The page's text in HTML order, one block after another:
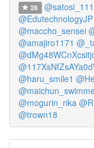
28
@EdutechnologyJP
@maccho_sensei
@amajiro1171
@haru_smile1
@mogurin_rika
@trown18